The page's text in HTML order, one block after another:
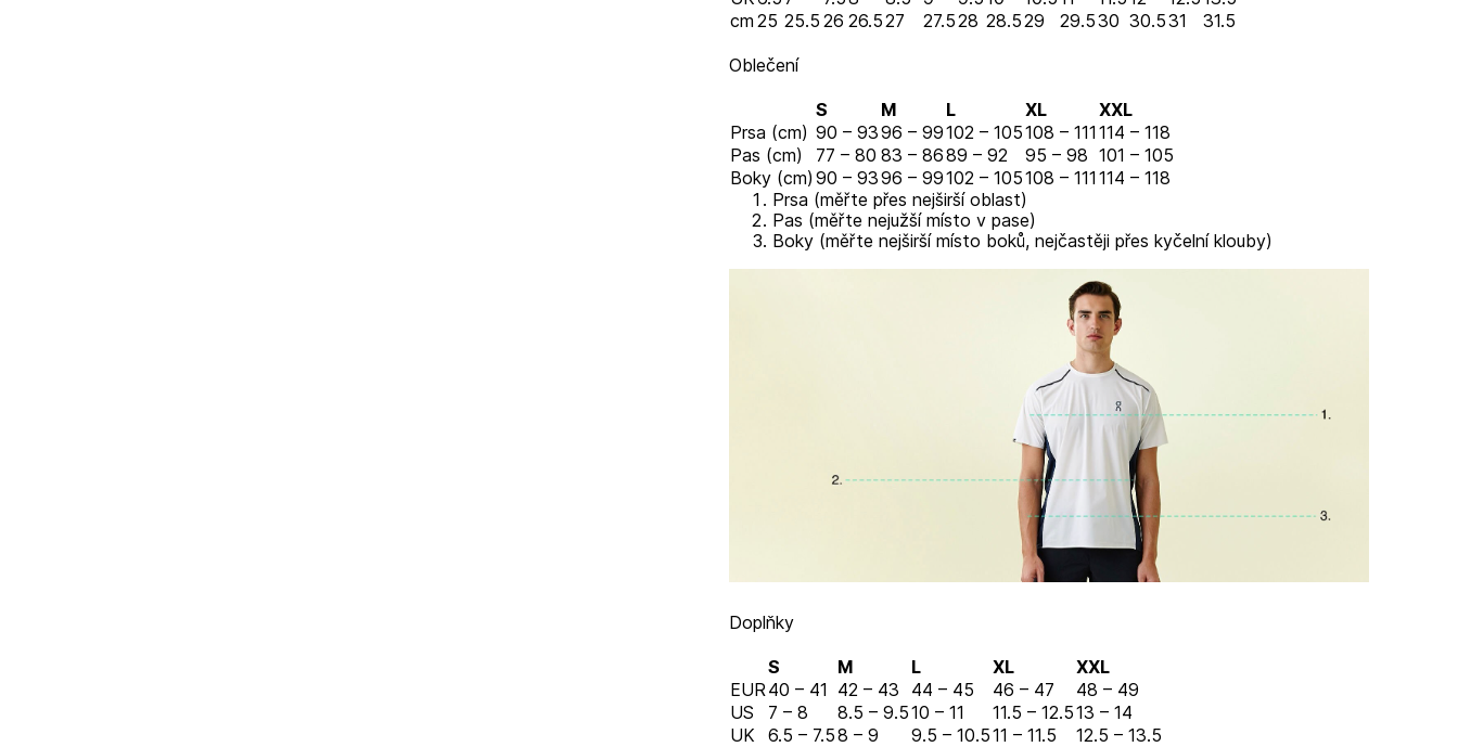
cm 25 25.5 26 26.527 27.528 28.529 29.530 30.531 31.5
Oblečení
S M L XL
XXL
Prsa (cm) 90 – 9396 – 99102 – 105108 – 111 114 – 118
Pas (cm)
77 – 80 83 – 8689 – 92 95 – 98 101 – 105
Boky (cm) 90 – 9396 – 99102 – 105108 – 111 114 – 118
Prsa (měřte přes nejširší oblast)
Pas (měřte nejužší místo v pase)
Boky (měřte nejširší místo boků, nejčastěji přes kyčelní klouby)
Doplňky
S M L XL
XXL
EUR 40 – 41 42 – 43 44 – 45 46 – 47
48 – 49
US
7 – 8 8.5 – 9.510 – 11 11.5 – 12.513 – 14
UK
6.5 – 7.58 – 9 9.5 – 10.511 – 11.5 12.5 – 13.5